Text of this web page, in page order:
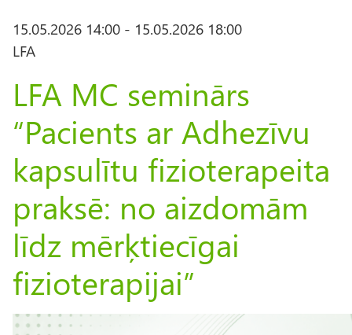
15.05.2026 14:00 - 15.05.2026 18:00
LFA
LFA MC seminārs
“Pacients ar Adhezīvu
kapsulītu fizioterapeita
praksē: no aizdomām
līdz mērķtiecīgai
fizioterapijai”
I